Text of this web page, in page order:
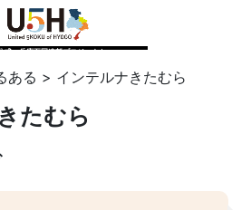
式・兵庫五国連邦プロジェクト
ある > インテルナきたむら
たむら